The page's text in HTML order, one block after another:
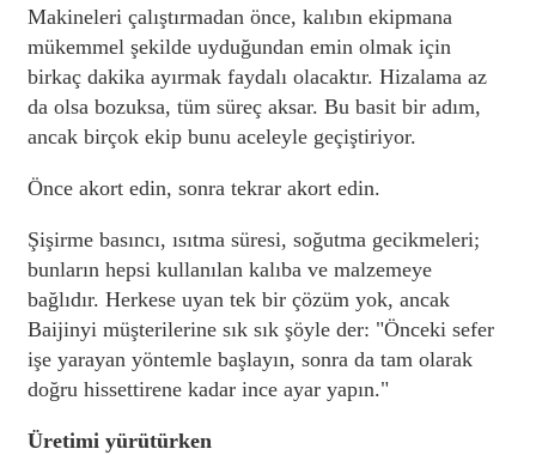
Makineleri çalıştırmadan önce, kalıbın ekipmana
mükemmel şekilde uyduğundan emin olmak için
birkaç dakika ayırmak faydalı olacaktır. Hizalama az
da olsa bozuksa, tüm süreç aksar. Bu basit bir adım,
ancak birçok ekip bunu aceleyle geçiştiriyor.
Önce akort edin, sonra tekrar akort edin.
Şişirme basıncı, ısıtma süresi, soğutma gecikmeleri;
bunların hepsi kullanılan kalıba ve malzemeye
bağlıdır. Herkese uyan tek bir çözüm yok, ancak
Baijinyi müşterilerine sık sık şöyle der: "Önceki sefer
işe yarayan yöntemle başlayın, sonra da tam olarak
doğru hissettirene kadar ince ayar yapın."
Üretimi yürütürken